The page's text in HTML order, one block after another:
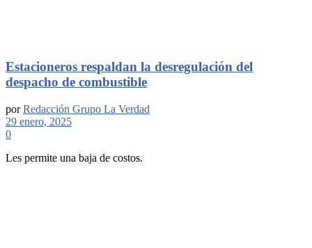
Estacioneros respaldan la desregulación del
despacho de combustible
por Redacción Grupo La Verdad
29 enero, 2025
0
Les permite una baja de costos.